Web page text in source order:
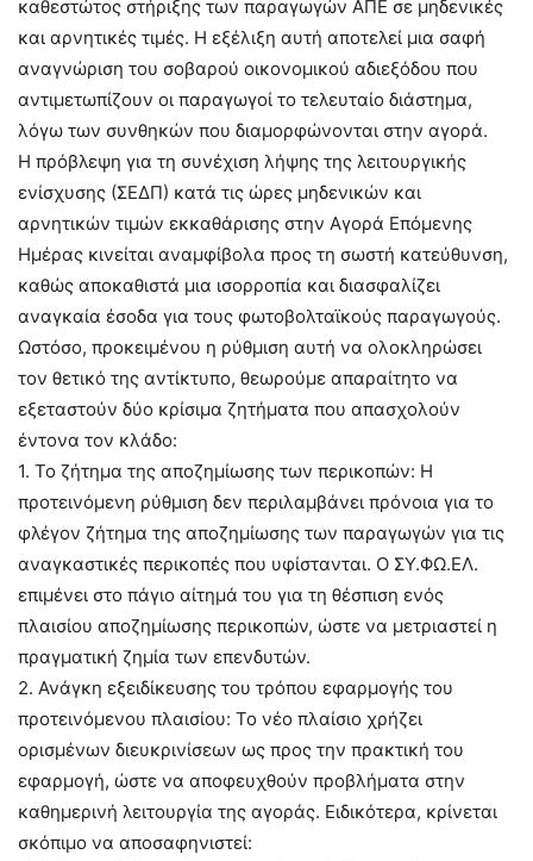
καθεστώτος στήριξης των παραγωγών ΑΠΕ σε μηδενικές
και αρνητικές τιμές. Η εξέλιξη αυτή αποτελεί μια σαφή
αναγνώριση του σοβαρού οικονομικού αδιεξόδου που
αντιμετωπίζουν οι παραγωγοί το τελευταίο διάστημα,
λόγω των συνθηκών που διαμορφώνονται στην αγορά.
Η πρόβλεψη για τη συνέχιση λήψης της λειτουργικής
ενίσχυσης (ΣΕΔΠ) κατά τις ώρες μηδενικών και
αρνητικών τιμών εκκαθάρισης στην Αγορά Επόμενης
Ημέρας κινείται αναμφίβολα προς τη σωστή κατεύθυνση,
καθώς αποκαθιστά μια ισορροπία και διασφαλίζει
αναγκαία έσοδα για τους φωτοβολταϊκούς παραγωγούς.
Ωστόσο, προκειμένου η ρύθμιση αυτή να ολοκληρώσει
τον θετικό της αντίκτυπο, θεωρούμε απαραίτητο να
εξεταστούν δύο κρίσιμα ζητήματα που απασχολούν
έντονα τον κλάδο:
1. Το ζήτημα της αποζημίωσης των περικοπών: Η
προτεινόμενη ρύθμιση δεν περιλαμβάνει πρόνοια για το
φλέγον ζήτημα της αποζημίωσης των παραγωγών για τις
αναγκαστικές περικοπές που υφίστανται. Ο ΣΥ.ΦΩ.ΕΛ.
επιμένει στο πάγιο αίτημά του για τη θέσπιση ενός
πλαισίου αποζημίωσης περικοπών, ώστε να μετριαστεί η
πραγματική ζημία των επενδυτών.
2. Ανάγκη εξειδίκευσης του τρόπου εφαρμογής του
προτεινόμενου πλαισίου: Το νέο πλαίσιο χρήζει
ορισμένων διευκρινίσεων ως προς την πρακτική του
εφαρμογή, ώστε να αποφευχθούν προβλήματα στην
καθημερινή λειτουργία της αγοράς. Ειδικότερα, κρίνεται
σκόπιμο να αποσαφηνιστεί: